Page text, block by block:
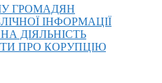
ГРОМАДЯН
ІНФОРМАЦІЇ
ДІЯЛЬНІСТЬ
ПРО КОРУПЦІЮ